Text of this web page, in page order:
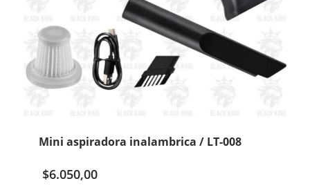
Mini aspiradora inalambrica / LT-008
$6.050,00